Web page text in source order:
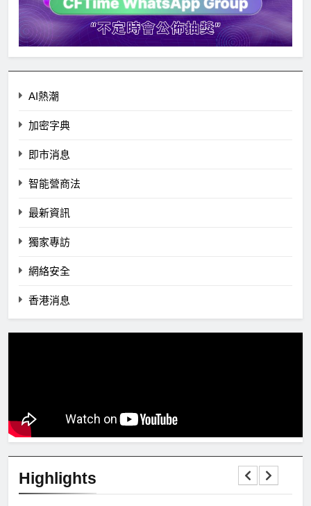
AI熱潮
加密字典
即市消息
智能營商法
最新資訊
獨家專訪
網絡安全
香港消息
Highlights